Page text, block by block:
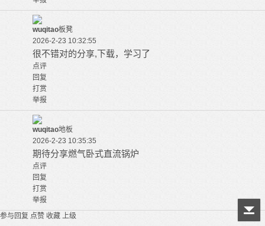
wuqitao板凳
2026-2-23 10:32:55
很不错对的分享,下载，学习了
点评
回复
打赏
举报
wuqitao地板
2026-2-23 10:35:35
期待分享燃气卧式直流锅炉
点评
回复
打赏
举报
参与回复 点赞 收藏 上级